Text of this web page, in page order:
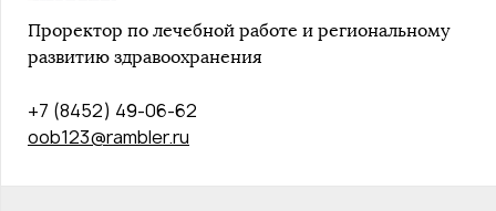
Проректор по лечебной работе и региональному
развитию здравоохранения
+7 (8452) 49-06-62
oob123@rambler.ru